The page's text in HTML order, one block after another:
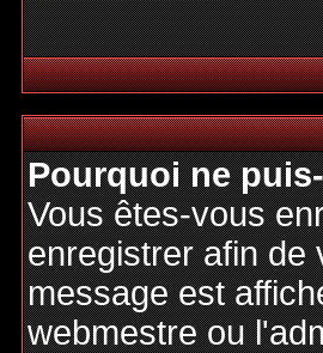
Pourquoi ne
Vous êtes-vous
enregistrer afin de
message est
webmestre ou